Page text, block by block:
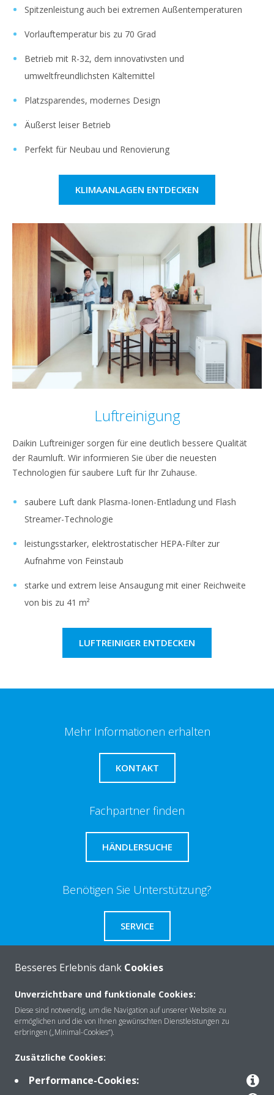
Spitzenleistung auch bei extremen Außentemperaturen
Vorlauftemperatur bis zu 70 Grad
Betrieb mit R-32, dem innovativsten und
umweltfreundlichsten Kältemittel
Platzsparendes, modernes Design
Äußerst leiser Betrieb
Perfekt für Neubau und Renovierung
KLIMAANLAGEN ENTDECKEN
Luftreinigung
Daikin Luftreiniger sorgen für eine deutlich bessere Qualität
der Raumluft. Wir informieren Sie über die neuesten
Technologien für saubere Luft für Ihr Zuhause.
saubere Luft dank Plasma-Ionen-Entladung und Flash
Streamer-Technologie
leistungsstarker, elektrostatischer HEPA-Filter zur
Aufnahme von Feinstaub
starke und extrem leise Ansaugung mit einer Reichweite
von bis zu 41 m²
LUFTREINIGER ENTDECKEN
Mehr Informationen erhalten
KONTAKT
Fachpartner finden
HÄNDLERSUCHE
Benötigen Sie Unterstützung?
SERVICE
Über Daikin
Besseres Erlebnis dank Cookies
Unverzichtbare und funktionale Cookies:
Diese sind notwendig, um die Navigation auf unserer Website zu
ermöglichen und die von Ihnen gewünschten Dienstleistungen zu
erbringen („Minimal-Cookies“).
Zusätzliche Cookies:
Performance-Cookies: